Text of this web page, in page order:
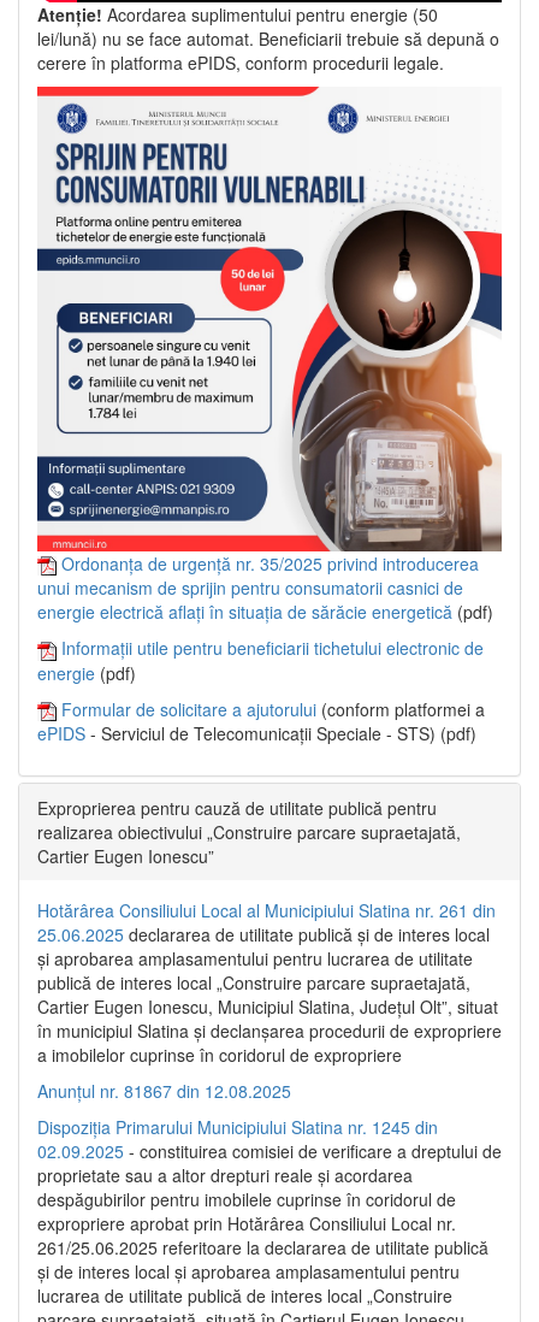
Atenție! Acordarea suplimentului pentru energie (50
lei/lună) nu se face automat. Beneficiarii trebuie să depună o
cerere în platforma ePIDS, conform procedurii legale.
Ordonanța de urgență nr. 35/2025 privind introducerea
unui mecanism de sprijin pentru consumatorii casnici de
energie electrică aflați în situația de sărăcie energetică (pdf)
Informații utile pentru beneficiarii tichetului electronic de
energie (pdf)
Formular de solicitare a ajutorului (conform platformei a
ePIDS - Serviciul de Telecomunicații Speciale - STS) (pdf)
Exproprierea pentru cauză de utilitate publică pentru
realizarea obiectivului „Construire parcare supraetajată,
Cartier Eugen Ionescu”
Hotărârea Consiliului Local al Municipiului Slatina nr. 261 din
25.06.2025 declararea de utilitate publică și de interes local
și aprobarea amplasamentului pentru lucrarea de utilitate
publică de interes local „Construire parcare supraetajată,
Cartier Eugen Ionescu, Municipiul Slatina, Județul Olt”, situat
în municipiul Slatina și declanșarea procedurii de expropriere
a imobilelor cuprinse în coridorul de expropriere
Anunțul nr. 81867 din 12.08.2025
Dispoziția Primarului Municipiului Slatina nr. 1245 din
02.09.2025 - constituirea comisiei de verificare a dreptului de
proprietate sau a altor drepturi reale și acordarea
despăgubirilor pentru imobilele cuprinse în coridorul de
expropriere aprobat prin Hotărârea Consiliului Local nr.
261/25.06.2025 referitoare la declararea de utilitate publică
și de interes local și aprobarea amplasamentului pentru
lucrarea de utilitate publică de interes local „Construire